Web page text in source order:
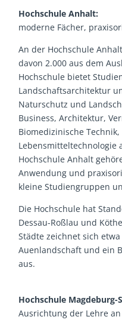
Hochschule Anhalt:
moderne Fächer,
An der Hochschule
davon 2.000 aus dem
Hochschule bietet
Landschaftsarchitektur
Naturschutz und
Business, Architektur,
Biomedizinische
Lebensmitteltechnologie
Hochschule Anhalt
Anwendung und
kleine Studiengruppen
Die Hochschule hat
Dessau-Roßlau und
Städte zeichnet sich
Auenlandschaft und ein
aus.
Hochschule Magdeburg-
Ausrichtung der Lehre